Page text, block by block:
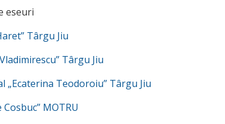
eseuri
Târgu Jiu
Târgu Jiu
„Ecaterina Teodoroiu” Târgu Jiu
MOTRU